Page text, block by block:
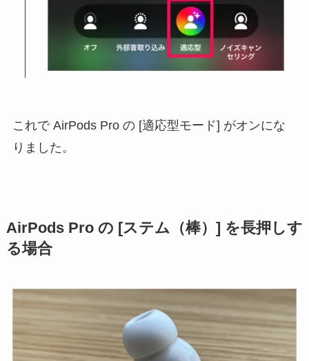
これで AirPods Pro の [適応型モード] がオンにな
りました。
AirPods Pro の [ステム（棒）] を長押しす
る場合